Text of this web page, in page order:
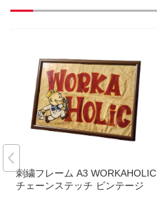
刺繍フレーム A3 WORKAHOLIC
チェーンステッチ ビンテージ